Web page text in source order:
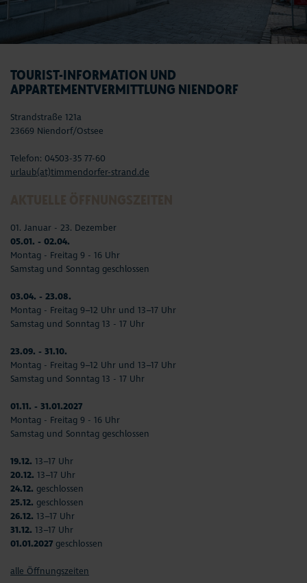
TOURIST-INFORMATION UND
APPARTEMENTVERMITTLUNG NIENDORF
Strandstraße 121a
23669 Niendorf/Ostsee
Telefon: 04503-35 77-60
urlaub(at)timmendorfer-strand.de
01. Januar - 23. Dezember
05.01. - 02.04.
Montag - Freitag 9 - 16 Uhr
Samstag und Sonntag geschlossen
03.04. - 23.08.
Montag - Freitag 9–12 Uhr und 13–17 Uhr
Samstag und Sonntag 13 - 17 Uhr
23.09. - 31.10.
Montag - Freitag 9–12 Uhr und 13–17 Uhr
Samstag und Sonntag 13 - 17 Uhr
01.11. - 31.01.2027
Montag - Freitag 9 - 16 Uhr
Samstag und Sonntag geschlossen
19.12. 13–17 Uhr
20.12. 13–17 Uhr
24.12. geschlossen
25.12. geschlossen
26.12. 13–17 Uhr
31.12. 13–17 Uhr
01.01.2027 geschlossen
alle Öffnungszeiten